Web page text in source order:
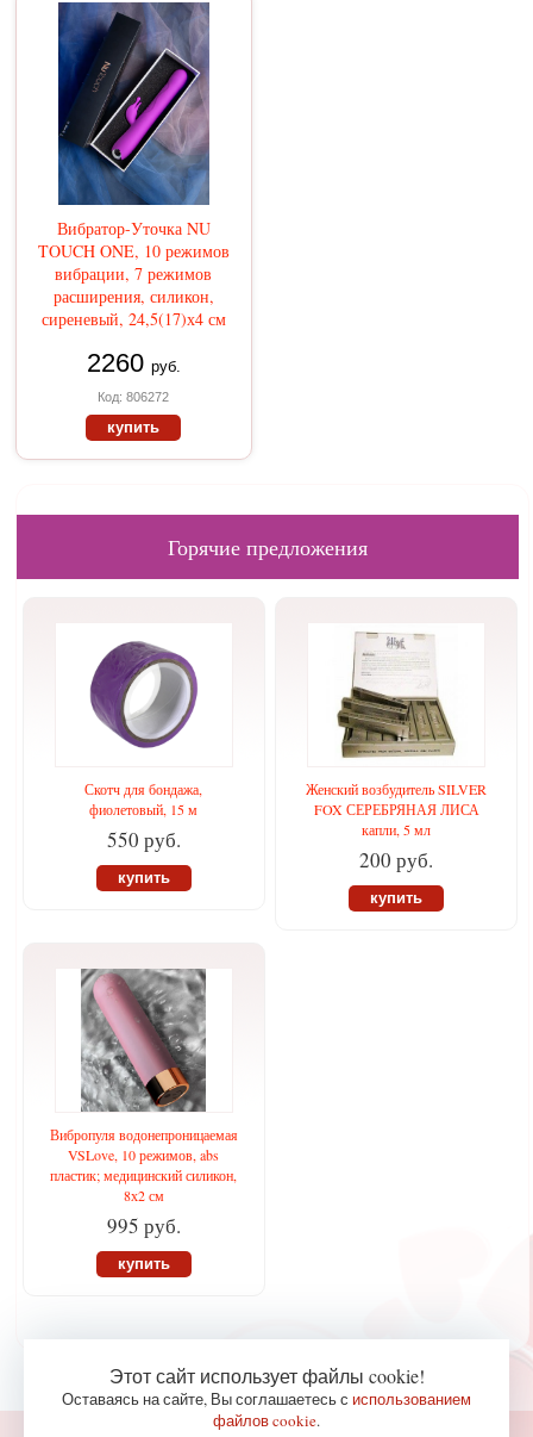
Вибратор-Уточка NU
TOUCH ONE, 10 режимов
вибрации, 7 режимов
расширения, силикон,
сиреневый, 24,5(17)х4 см
2260 руб.
Код: 806272
купить
Горячие предложения
Скотч для бондажа,
фиолетовый, 15 м
550 руб.
купить
Женский возбудитель SILVER
FOX СЕРЕБРЯНАЯ ЛИСА
капли, 5 мл
200 руб.
купить
Вибропуля водонепроницаемая
VSLove, 10 режимов, abs
пластик; медицинский силикон,
8х2 см
995 руб.
купить
Этот сайт использует файлы cookie!
Оставаясь на сайте, Вы соглашаетесь с использованием
файлов cookie.